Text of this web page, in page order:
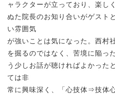
ャラクターが立っており、楽し
ぬた院長のお知り合いがゲスト
い雰囲気
が強いことは気になった。西村
を掘るのではなく、苦境に陥っ
う少しお話が聴ければよかった
ては非
常に興味深く、「心技体⇒技体